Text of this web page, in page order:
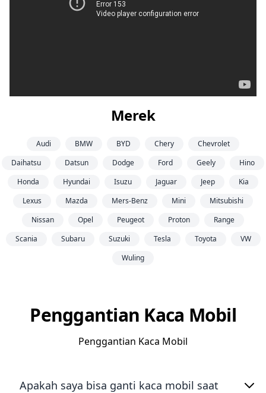
Merek
Audi BMW BYD Chery
Chevrolet
Daihatsu
Datsun Dodge Ford Geely
Hino
Honda
Hyundai Isuzu Jaguar Jeep
Kia
Lexus
Mazda Mers-Benz Mini
Mitsubishi
Nissan
Opel Peugeot Proton
Range
Scania
Subaru Suzuki Tesla Toyota
VW
Wuling
Penggantian Kaca Mobil
Penggantian Kaca Mobil
Apakah saya bisa ganti kaca mobil saat